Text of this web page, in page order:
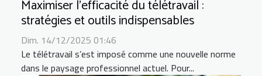
Maximiser l'efficacité du télétravail :
stratégies et outils indispensables
Dim. 14/12/2025 01:46
Le télétravail s’est imposé comme une nouvelle norme
dans le paysage professionnel actuel. Pour...